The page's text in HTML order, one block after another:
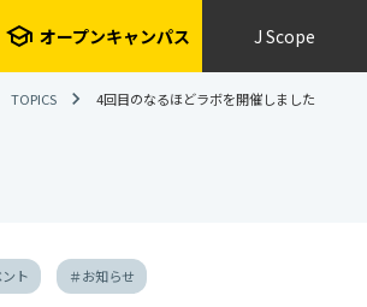
school オープンキャンパス J Scope
TOPICS 4回目のなるほどラボを開催しました
ト ＃お知らせ